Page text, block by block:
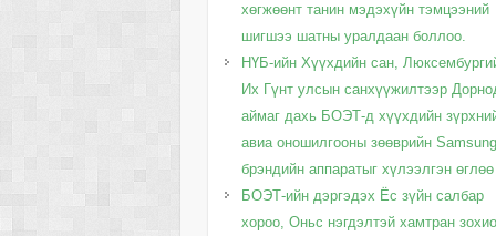
хөгжөөнт танин мэдэхүйн тэмцээний
шигшээ шатны уралдаан боллоо.
НҮБ-ийн Хүүхдийн сан,
Их Гүнт улсын санхүүжилтээр
аймаг дахь БОЭТ-д хүүхдийн
авиа оношилгооны зөөврийн Samsung
брэндийн аппаратыг хүлээлгэн өглөө
БОЭТ-ийн дэргэдэх Ёс зүйн салбар
хороо, Оньс нэгдэлтэй хамтран